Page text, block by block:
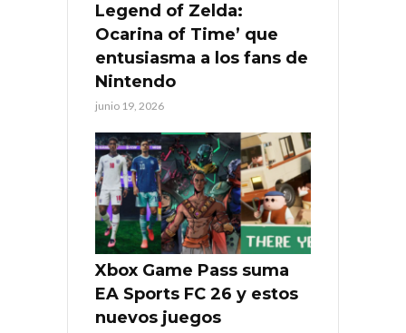
Legend of Zelda:
Ocarina of Time’ que
entusiasma a los fans de
Nintendo
junio 19, 2026
Xbox Game Pass suma
EA Sports FC 26 y estos
nuevos juegos